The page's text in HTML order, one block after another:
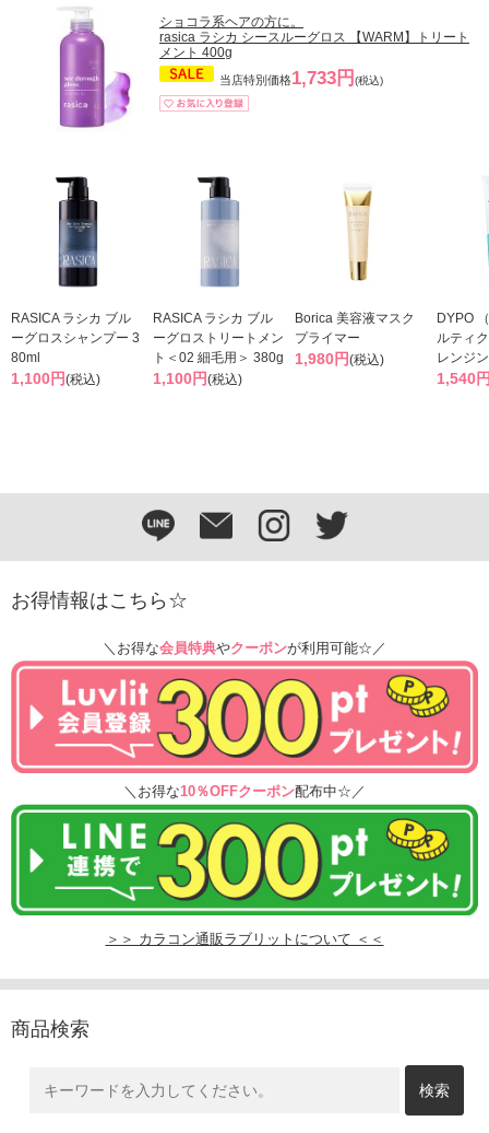
ショコラ系ヘアの方に。
rasica ラシカ シースルーグロス 【WARM】トリート
メント 400g
当店特別価格1,733円 (税込)
RASICA ラシカ ブル
ーグロスシャンプー 3
80ml
1,100円(税込)
RASICA ラシカ ブル
ーグロストリートメン
ト＜02 細毛用＞ 380g
1,100円(税込)
Borica 美容液マスク
プライマー
1,980円(税込)
DYPO
ルティ
レンジ
1,540
お得情報はこちら☆
＼お得な会員特典やクーポンが利用可能☆／
＼お得な10％OFFクーポン配布中☆／
＞＞ カラコン通販ラブリットについて ＜＜
商品検索